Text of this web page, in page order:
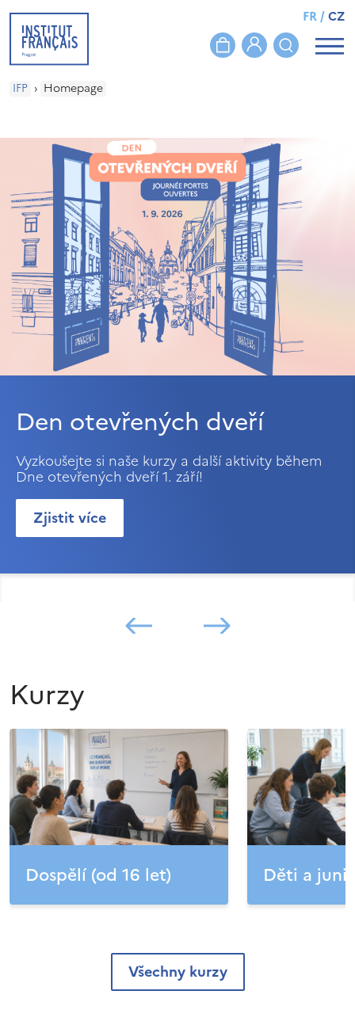
FR/CZ
IFP › Homepage
Den otevřených dveří
Vyzkoušejte si naše kurzy a další aktivity během
Dne otevřených dveří 1. září!
Zjistit více
Kurzy
Dospělí (od 16 let) Děti a
Všechny kurzy